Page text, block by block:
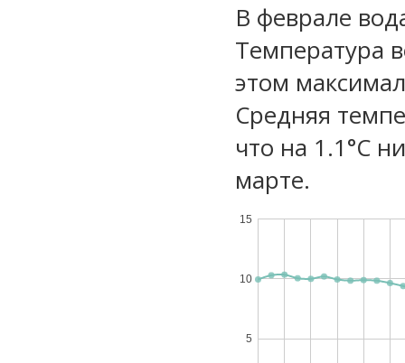
В феврале
Температура
этом
Средняя
что на 1.1°C
марте.
5
10
15